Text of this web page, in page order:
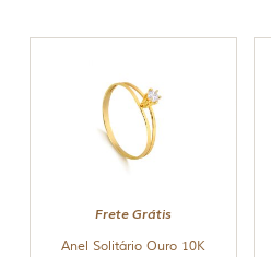
Frete Grátis
Anel Solitário Ouro 10K